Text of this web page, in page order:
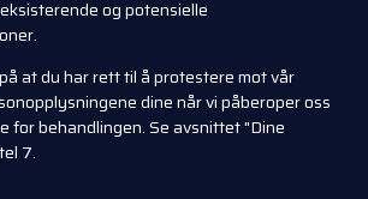
og potensielle
at du har rett til å protestere mot vår
dine når vi påberoper oss
for behandlingen. Se avsnittet "Dine
7.